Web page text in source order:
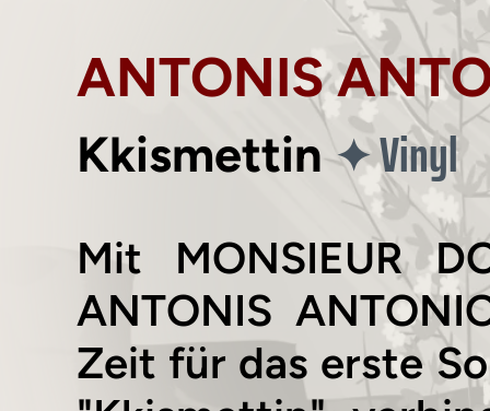
ANTONIS
Kkismettin✦Vinyl
Mit MONSIEUR
ANTONIS
Zeit für das erste